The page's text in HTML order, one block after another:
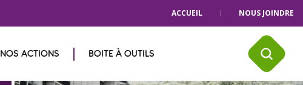
ACCUEIL NOUS JOINDRE
NOS ACTIONS BOITE À OUTILS